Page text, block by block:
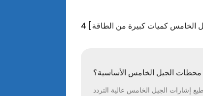
الخامس كميات كبيرة من الطاقة]
الجيل الخامس الأساسية؟
إشارات الجيل الخامس عالية التردد